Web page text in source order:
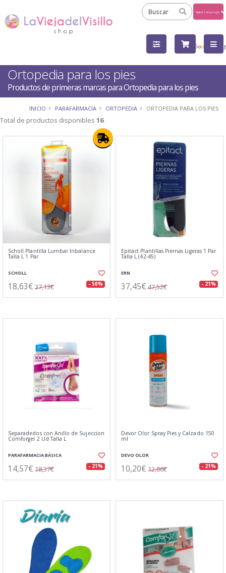
by
Ortopedia para los pies
Productos de primeras marcas para Ortopedia para los pies
INICIO PARAFARMACIA ORTOPEDIA ORTOPEDIA PARA LOS PIES
Total de productos disponibles 16
Scholl Plantilla Lumbar Inbalance
Talla L 1 Par
SCHOLL
18,63€ 37,13€ - 50%
Epitact Plantillas Piernas Ligeras 1 Par
Talla L (42-45)
ERN
37,45€ 47,52€ - 21%
Separadedos con Anillo de Sujeccion
Comforgel 2 Ud Talla L
PARAFARMACIA BÁSICA
14,57€ 18,37€ - 21%
Devor Olor Spray Pies y Calzado 150
ml
DEVO OLOR
10,20€ 12,86€ - 21%